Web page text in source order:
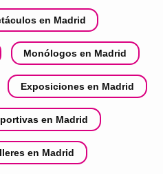
en Madrid
Monólogos en Madrid
Exposiciones en Madrid
en Madrid
en Madrid